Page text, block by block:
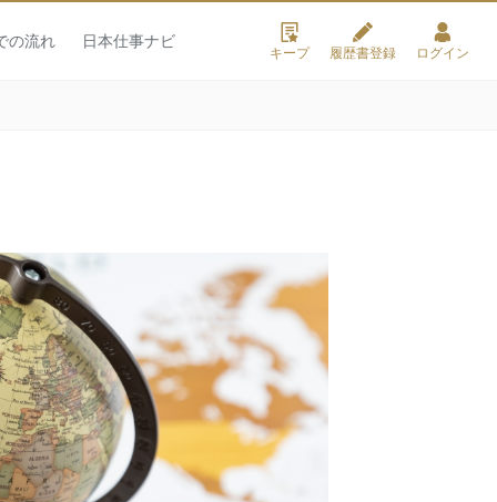
の流れ 日本仕事ナビ
キープ 履歴書登録 ログイン